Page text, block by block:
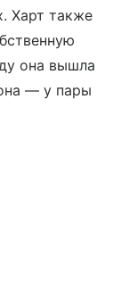
Харт также
она вышла
— у пары